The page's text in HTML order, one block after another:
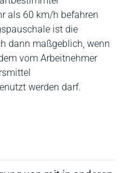
als 60 km/h befahren
ist die
dann maßgeblich, wenn
vom Arbeitnehmer
werden darf.